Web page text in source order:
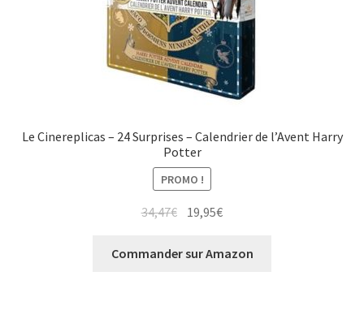
Le Cinereplicas – 24 Surprises – Calendrier de l’Avent Harry
Potter
PROMO !
34,47€ 19,95€
Commander sur Amazon